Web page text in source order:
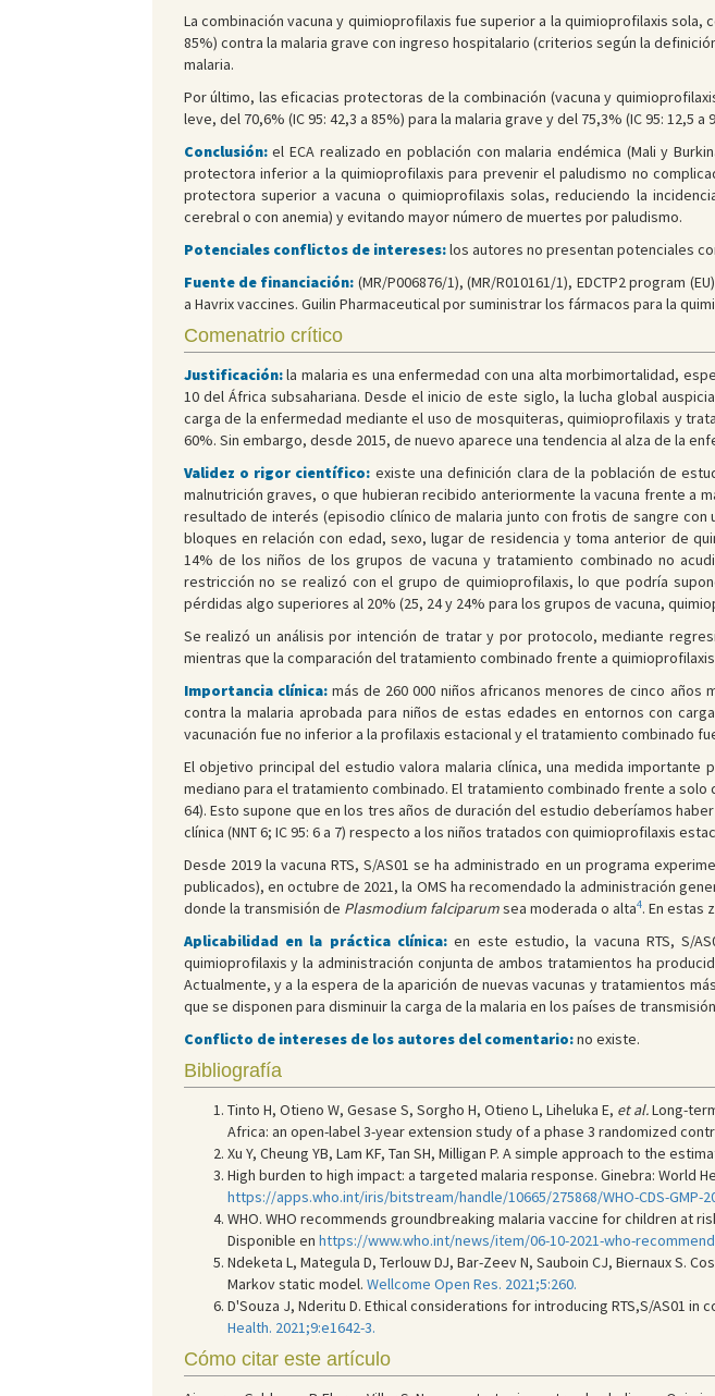
La combinación vacuna y quimioprofilaxis fue superior a la quimioprofilaxis sola,
85%) contra la malaria grave con ingreso hospitalario (criterios según la
malaria.
Por último, las eficacias protectoras de la combinación (vacuna y
leve, del 70,6% (IC 95: 42,3 a 85%) para la malaria grave y del 75,3% (IC 95: 12,5
Conclusión:el ECA realizado en población con malaria endémica (Mali y
protectora inferior a la quimioprofilaxis para prevenir el paludismo no
protectora superior a vacuna o quimioprofilaxis solas, reduciendo la
cerebral o con anemia) y evitando mayor número de muertes por paludismo.
Potenciales conflictos de intereses:los autores no presentan potenciales
Fuente de financiación: (MR/P006876/1), (MR/R010161/1), EDCTP2 program
a Havrix vaccines. Guilin Pharmaceutical por suministrar los fármacos para la
Comenatrio crítico
Justificación:la malaria es una enfermedad con una alta morbimortalidad,
10 del África subsahariana. Desde el inicio de este siglo, la lucha global
carga de la enfermedad mediante el uso de mosquiteras, quimioprofilaxis y
60%. Sin embargo, desde 2015, de nuevo aparece una tendencia al alza de la
Validez o rigor científico: existe una definición clara de la población de
malnutrición graves, o que hubieran recibido anteriormente la vacuna frente a
resultado de interés (episodio clínico de malaria junto con frotis de sangre
bloques en relación con edad, sexo, lugar de residencia y toma anterior de
14% de los niños de los grupos de vacuna y tratamiento combinado no
restricción no se realizó con el grupo de quimioprofilaxis, lo que podría
pérdidas algo superiores al 20% (25, 24 y 24% para los grupos de vacuna,
Se realizó un análisis por intención de tratar y por protocolo, mediante
mientras que la comparación del tratamiento combinado frente a
Importancia clínica: más de 260 000 niños africanos menores de cinco años
contra la malaria aprobada para niños de estas edades en entornos con
vacunación fue no inferior a la profilaxis estacional y el tratamiento combinado
El objetivo principal del estudio valora malaria clínica, una medida
mediano para el tratamiento combinado. El tratamiento combinado frente a solo
64). Esto supone que en los tres años de duración del estudio deberíamos
clínica (NNT 6; IC 95: 6 a 7) respecto a los niños tratados con quimioprofilaxis
Desde 2019 la vacuna RTS, S/AS01 se ha administrado en un programa
publicados), en octubre de 2021, la OMS ha recomendado la administración
donde la transmisión de Plasmodium falciparumsea moderada o alta4. En estas
Aplicabilidad en la práctica clínica:en este estudio, la vacuna RTS, S/
quimioprofilaxis y la administración conjunta de ambos tratamientos ha
Actualmente, y a la espera de la aparición de nuevas vacunas y tratamientos
que se disponen para disminuir la carga de la malaria en los países de
Conflicto de intereses de los autores del comentario:no existe.
Bibliografía
Tinto H, Otieno W, Gesase S, Sorgho H, Otieno L, Liheluka E, et al.Long-
Africa: an open-label 3-year extension study of a phase 3 randomized
Xu Y, Cheung YB, Lam KF, Tan SH, Milligan P. A simple approach to the
High burden to high impact: a targeted malaria response. Ginebra: World
https://apps.who.int/iris/bitstream/handle/10665/275868/WHO-CDS-GMP-
WHO. WHO recommends groundbreaking malaria vaccine for children at
Disponible en https://www.who.int/news/item/06-10-2021-who-
Ndeketa L, Mategula D, Terlouw DJ, Bar-Zeev N, Sauboin CJ, Biernaux S.
Markov static model. Wellcome Open Res. 2021;5:260.
D'Souza J, Nderitu D. Ethical considerations for introducing RTS,S/AS01
Health. 2021;9:e1642-3.
Cómo citar este artículo